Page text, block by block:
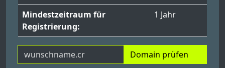
Mindestzeitraum für
Registrierung:
1 Jahr
Domain prüfen